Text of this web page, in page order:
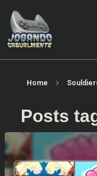
Home
Posts